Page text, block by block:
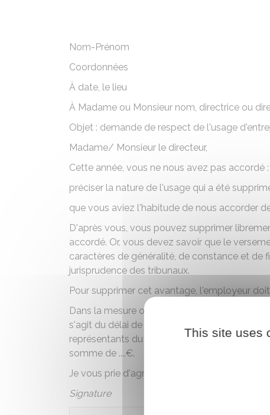
Nom-Prénom
Coordonnées
À date, le lieu
À Madame ou Monsieur nom, directrice ou
Objet : demande de respect de l'usage
Madame/ Monsieur le directeur,
Cette année, vous ne nous avez pas accordé :
préciser la nature de l'usage qui a été
que vous aviez l'habitude de nous accorder
D'après vous, vous pouvez supprimer
accordé. Or, vous devez savoir que le
caractères de généralité, de constance et de
jurisprudence des tribunaux.
Pour supprimer cet avantage, l'employeur
Dans la mesure où vous n'avez pas respecté
s'agit du délai de prévenance, de
représentants du personnel ou les 3, je vous
somme de ....€.
Je vous prie d'agréer l'expression de mes
Signature
This site uses